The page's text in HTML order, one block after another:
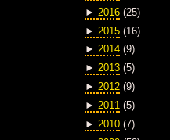
► 2016 (25)
► 2015 (16)
► 2014 (9)
► 2013 (5)
► 2012 (9)
► 2011 (5)
► 2010 (7)